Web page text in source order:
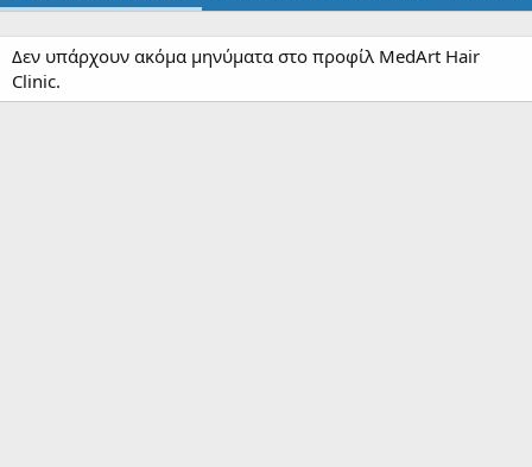
Δεν υπάρχουν ακόμα μηνύματα στο προφίλ MedArt Hair
Clinic.